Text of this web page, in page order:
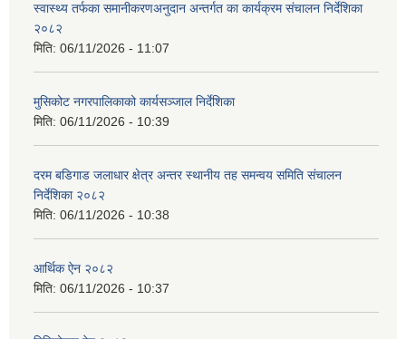
स्वास्थ्य तर्फका समानीकरणअनुदान अन्तर्गत का कार्यक्रम संचालन निर्देशिका
२०८२
मिति: 06/11/2026 - 11:07
मुसिकोट नगरपालिकाको कार्यसञ्जाल निर्देशिका
मिति: 06/11/2026 - 10:39
दरम बडिगाड जलाधार क्षेत्र अन्तर स्थानीय तह समन्वय समिति संचालन
निर्देशिका २०८२
मिति: 06/11/2026 - 10:38
आर्थिक ऐन २०८२
मिति: 06/11/2026 - 10:37